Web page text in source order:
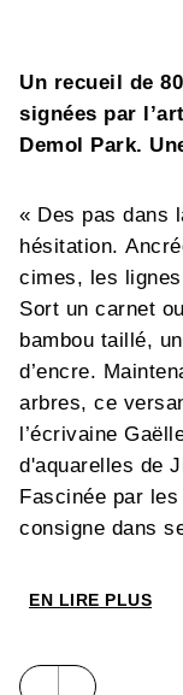
Un recueil de
signées par
Demol Park.
« Des pas dans
hésitation.
cimes, les
Sort un carnet
bambou taillé,
d’encre.
arbres, ce
l’écrivaine
d'aquarelles de
Fascinée par
consigne dans
ses
éthérés et de
EN LIRE PLUS